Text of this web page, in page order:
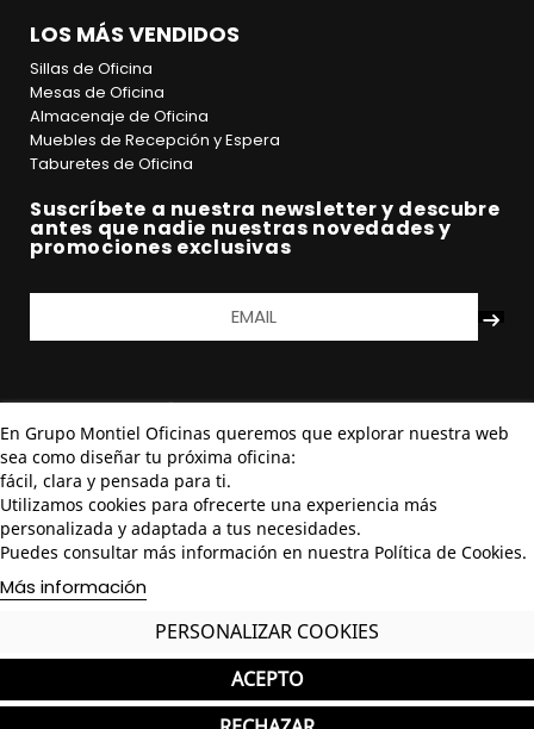
En Grupo Montiel Oficinas queremos que explorar nuestra web
sea como diseñar tu próxima oficina:
fácil, clara y pensada para ti.
Utilizamos cookies para ofrecerte una experiencia más
personalizada y adaptada a tus necesidades.
Puedes consultar más información en nuestra Política de Cookies.
Más información
PERSONALIZAR COOKIES
ACEPTO
LOS MÁS VENDIDOS
Sillas de Oficina
Mesas de Oficina
Almacenaje de Oficina
Muebles de Recepción y Espera
Taburetes de Oficina
Suscríbete a nuestra newsletter y descubre
antes que nadie nuestras novedades y
promociones exclusivas